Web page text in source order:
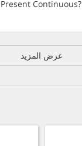
Continuous?
عرض المزيد